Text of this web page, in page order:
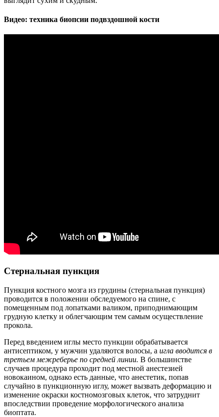
Видео: техника биопсии подвздошной кости
Стернальная пункция
Пункция костного мозга из грудины (стернальная пункция)
проводится в положении обследуемого на спине, с
помещенным под лопатками валиком, приподнимающим
грудную клетку и облегчающим тем самым осуществление
прокола.
Перед введением иглы место пункции обрабатывается
антисептиком, у мужчин удаляются волосы, а игла вводится в
третьем межреберье по средней линии. В большинстве
случаев процедура проходит под местной анестезией
новокаином, однако есть данные, что анестетик, попав
случайно в пункционную иглу, может вызвать деформацию и
изменение окраски костномозговых клеток, что затруднит
впоследствии проведение морфологического анализа
биоптата.